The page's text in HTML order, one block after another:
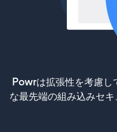
Powrは拡張性を考慮し
な最先端の組み込みセ